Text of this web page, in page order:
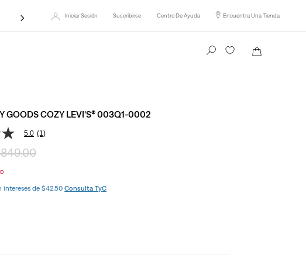
compra. Ver más. Iniciar Sesión Suscribirse Centro De Ayuda Encuentra Una Tienda
Busca tu producto aquí
GOODS COZY LEVI'S® 003Q1-0002
5.0 (1)
849.00
intereses de $42.50Consulta TyC